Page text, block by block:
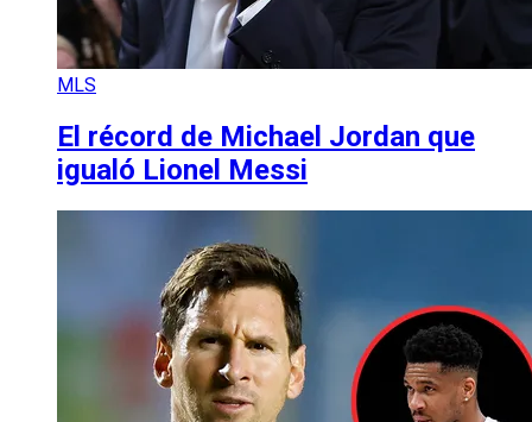
MLS
El récord de Michael Jordan que
igualó Lionel Messi